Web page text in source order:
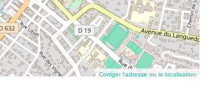
Corriger l’adresse ou la localisation